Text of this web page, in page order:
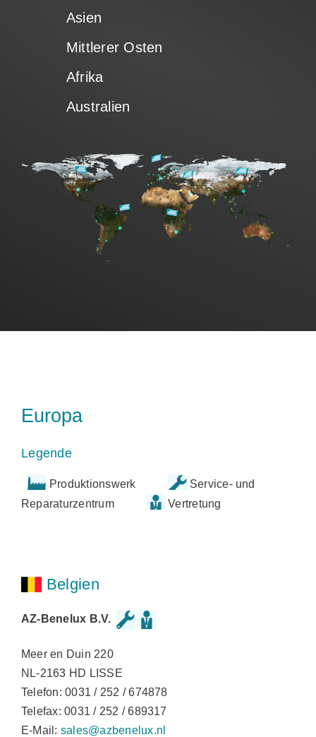
Search
Asien
Mittlerer Osten
Afrika
Australien
Europa
Legende
Produktionswerk
Service- und
Reparaturzentrum
Vertretung
Belgien
AZ-Benelux B.V.
Meer en Duin 220
NL-2163 HD LISSE
Telefon: 0031 / 252 / 674878
Telefax: 0031 / 252 / 689317
E-Mail: sales@azbenelux.nl